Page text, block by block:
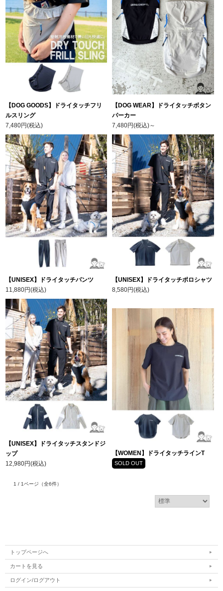
【DOG GOODS】ドライタッチフリ
ルスリング
7,480円(税込)
【DOG WEAR】ドライタッチボタン
パーカー
7,480円(税込)～
【UNISEX】ドライタッチパンツ
11,880円(税込)
【UNISEX】ドライタッチポロシャツ
8,580円(税込)
【UNISEX】ドライタッチスタンドジ
ップ
12,980円(税込)
【WOMEN】ドライタッチラインT
SOLD OUT
1 / 1ページ （全6件）
トップページへ
カートを見る
ログイン/ログアウト